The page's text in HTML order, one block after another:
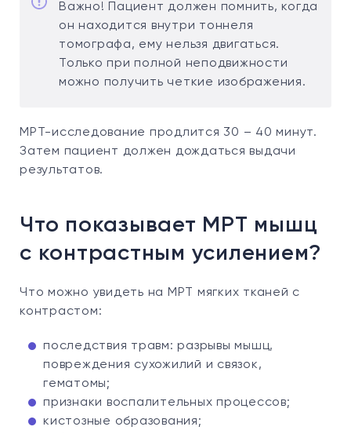
Важно! Пациент должен помнить, когда
он находится внутри тоннеля
томографа, ему нельзя двигаться.
Только при полной неподвижности
можно получить четкие изображения.
МРТ-исследование продлится 30 – 40 минут.
Затем пациент должен дождаться выдачи
результатов.
Что показывает МРТ мышц
с контрастным усилением?
Что можно увидеть на МРТ мягких тканей с
контрастом:
последствия травм: разрывы мышц,
повреждения сухожилий и связок,
гематомы;
признаки воспалительных процессов;
кистозные образования;